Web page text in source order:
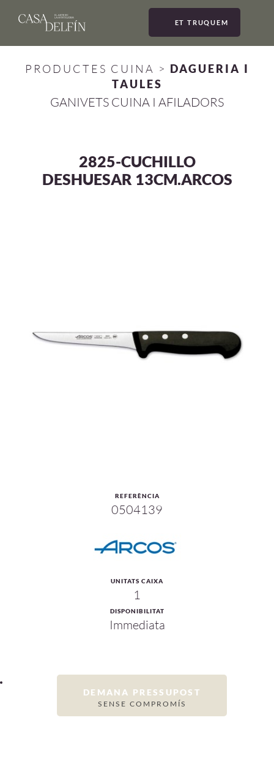
ET TRUQUEM
PRODUCTES CUINA > DAGUERIA I
TAULES
GANIVETS CUINA I AFILADORS
2825-CUCHILLO
DESHUESAR 13CM.ARCOS
REFERÈNCIA
0504139
UNITATS CAIXA
1
DISPONIBILITAT
Immediata
DEMANA PRESSUPOST
SENSE COMPROMÍS